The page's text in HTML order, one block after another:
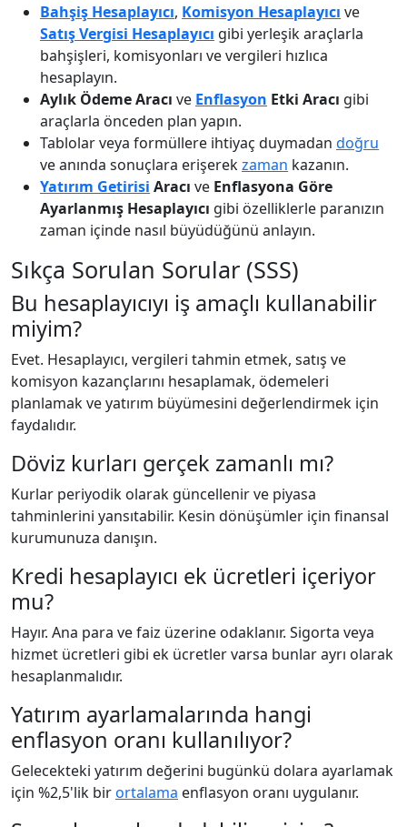
Bahşiş Hesaplayıcı, Komisyon Hesaplayıcı ve
Satış Vergisi Hesaplayıcı gibi yerleşik araçlarla
bahşişleri, komisyonları ve vergileri hızlıca
hesaplayın.
Aylık Ödeme Aracı ve Enflasyon Etki Aracı gibi
araçlarla önceden plan yapın.
Tablolar veya formüllere ihtiyaç duymadan doğru
ve anında sonuçlara erişerekzaman kazanın.
Yatırım Getirisi Aracı ve Enflasyona Göre
Ayarlanmış Hesaplayıcı gibi özelliklerle paranızın
zaman içinde nasıl büyüdüğünü anlayın.
Sıkça Sorulan Sorular (SSS)
Bu hesaplayıcıyı iş amaçlı kullanabilir
miyim?
Evet. Hesaplayıcı, vergileri tahmin etmek, satış ve
komisyon kazançlarını hesaplamak, ödemeleri
planlamak ve yatırım büyümesini değerlendirmek için
faydalıdır.
Döviz kurları gerçek zamanlı mı?
Kurlar periyodik olarak güncellenir ve piyasa
tahminlerini yansıtabilir. Kesin dönüşümler için finansal
kurumunuza danışın.
Kredi hesaplayıcı ek ücretleri içeriyor
mu?
Hayır. Ana para ve faiz üzerine odaklanır. Sigorta veya
hizmet ücretleri gibi ek ücretler varsa bunlar ayrı olarak
hesaplanmalıdır.
Yatırım ayarlamalarında hangi
enflasyon oranı kullanılıyor?
Gelecekteki yatırım değerini bugünkü dolara ayarlamak
için %2,5'lik birortalama enflasyon oranı uygulanır.